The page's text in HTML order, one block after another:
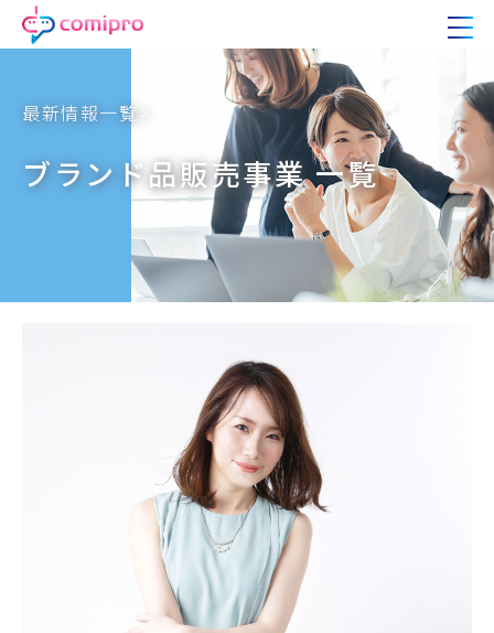
最新情報一覧>
ブランド品販売事業 一覧